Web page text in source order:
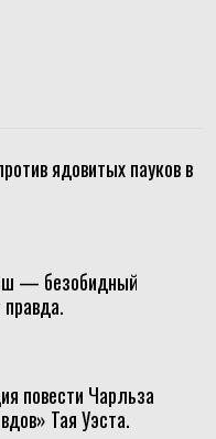
ядовитых пауков в
— безобидный
повести Чарльза
Тая Уэста.